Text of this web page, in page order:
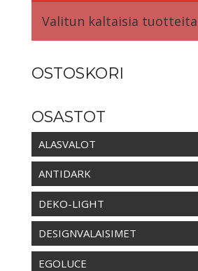
Valitun kaltaisia
OSTOSKORI
OSASTOT
ALASVALOT
ANTIDARK
DEKO-LIGHT
DESIGNVALAISIMET
EGOLUCE